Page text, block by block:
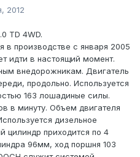
2012
TD 4WD.
в производстве с января 2005
идти в настоящий момент.
внедорожникам. Двигатель
продольно. Используется
163 лошадиные силы.
в минуту. Объем двигателя
дизельное
цилиндр приходится по 4
96мм, ход поршня 103